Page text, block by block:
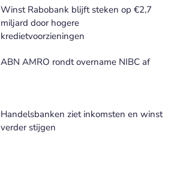
Meer Financiële cijfers nieuws
Winst Rabobank blijft steken op €2,7
miljard door hogere
kredietvoorzieningen
ABN AMRO rondt overname NIBC af
Handelsbanken ziet inkomsten en winst
verder stijgen